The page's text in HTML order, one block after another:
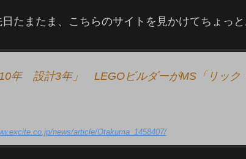
たまたま、こちらのサイトを見かけてちょっと
10年 設計3年」 LEGOビルダーがMS「リック
news/article/Otakuma_1458407/